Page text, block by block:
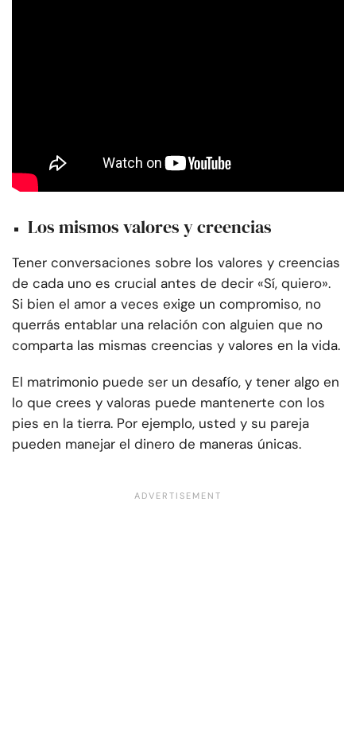
Los mismos valores y creencias
Tener conversaciones sobre los valores y creencias
de cada uno es crucial antes de decir «Sí, quiero».
Si bien el amor a veces exige un compromiso, no
querrás entablar una relación con alguien que no
comparta las mismas creencias y valores en la vida.
El matrimonio puede ser un desafío, y tener algo en
lo que crees y valoras puede mantenerte con los
pies en la tierra. Por ejemplo, usted y su pareja
pueden manejar el dinero de maneras únicas.